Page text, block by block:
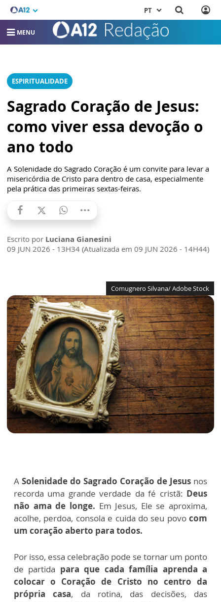
PT
MENU
ESPIRITUALIDADE
Sagrado Coração de Jesus:
como viver essa devoção o
ano todo
A Solenidade do Sagrado Coração é um convite para levar a
misericórdia de Cristo para dentro de casa, especialmente
pela prática das primeiras sextas-feiras.
Escrito por Luciana Gianesini
09 JUN 2026 - 13H34 (Atualizada em 09 JUN 2026 - 14H44)
Comugnero Silvana/ Adobe Stock
A Solenidade do Sagrado Coração de Jesus nos
recorda uma grande verdade da fé cristã: Deus
não ama de longe. Em Jesus, Ele se aproxima,
acolhe, perdoa, consola e cuida do seu povo com
um coração aberto para todos.
Por isso, essa celebração pode se tornar um ponto
de partida para que cada família aprenda a
colocar o Coração de Cristo no centro da
própria casa, da rotina, das decisões, das